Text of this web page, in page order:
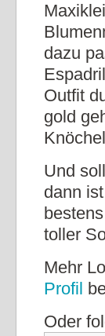
dazu
Outfit
gold
Und
dann
toller
Mehr
Profil
Oder